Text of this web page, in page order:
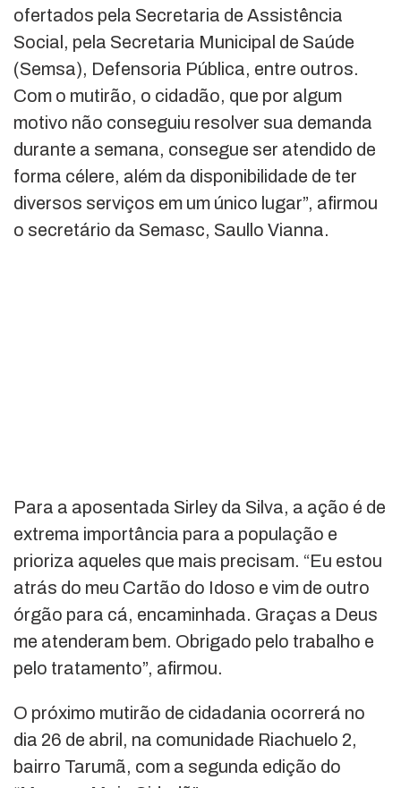
ofertados pela Secretaria de Assistência
Social, pela Secretaria Municipal de Saúde
(Semsa), Defensoria Pública, entre outros.
Com o mutirão, o cidadão, que por algum
motivo não conseguiu resolver sua demanda
durante a semana, consegue ser atendido de
forma célere, além da disponibilidade de ter
diversos serviços em um único lugar”, afirmou
o secretário da Semasc, Saullo Vianna.
Para a aposentada Sirley da Silva, a ação é de
extrema importância para a população e
prioriza aqueles que mais precisam. “Eu estou
atrás do meu Cartão do Idoso e vim de outro
órgão para cá, encaminhada. Graças a Deus
me atenderam bem. Obrigado pelo trabalho e
pelo tratamento”, afirmou.
O próximo mutirão de cidadania ocorrerá no
dia 26 de abril, na comunidade Riachuelo 2,
bairro Tarumã, com a segunda edição do